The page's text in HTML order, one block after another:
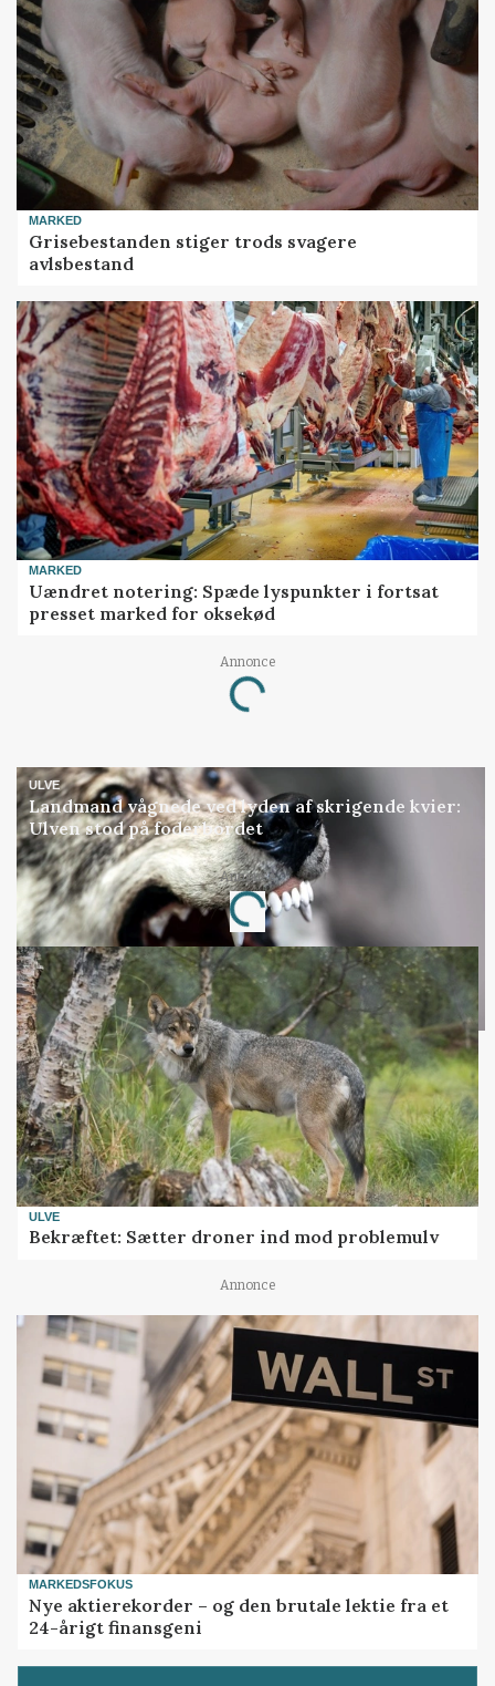
MARKED
Grisebestanden stiger trods svagere
avlsbestand
MARKED
Uændret notering: Spæde lyspunkter i fortsat
presset marked for oksekød
Annonce
Loading...
ULVE
Landmand vågnede ved lyden af skrigende kvier:
Ulven stod på foderbordet
Annonce
Loading...
ULVE
Bekræftet: Sætter droner ind mod problemulv
Annonce
MARKEDSFOKUS
Nye aktierekorder – og den brutale lektie fra et
24-årigt finansgeni